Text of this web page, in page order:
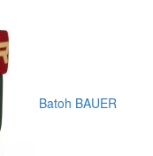
Batoh BAUER